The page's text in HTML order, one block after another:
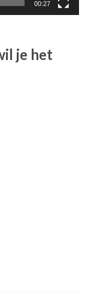
00:27
je het